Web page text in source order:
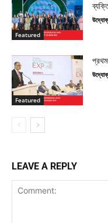
Featured
Featured
LEAVE A REPLY